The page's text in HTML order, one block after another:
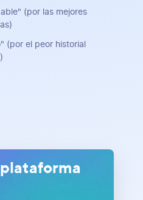
(por las mejores
(por el peor historial